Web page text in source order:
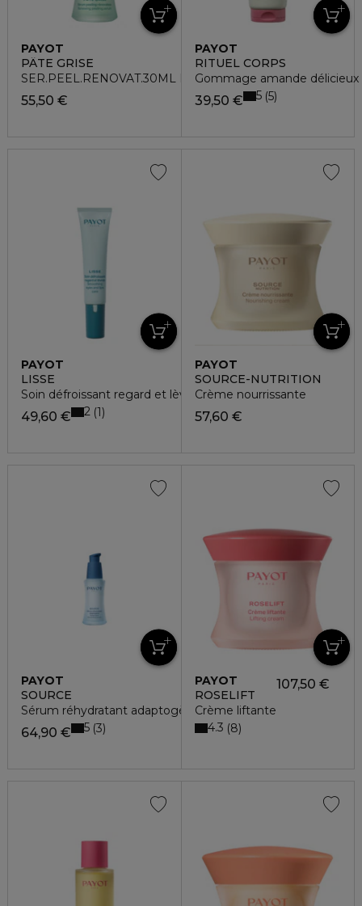
PAYOT
PÂTE GRISE
SER.PEEL.RENOVAT.30ML FL
55,50 €
PAYOT
RITUEL CORPS
Gommage amande délicieux
39,50 € 5 5
PAYOT
LISSE
Soin défroissant regard et lèvres
49,60 € 2 1
PAYOT
SOURCE-NUTRITION
Crème nourrissante
57,60 €
PAYOT
SOURCE
Sérum réhydratant adaptogène
64,90 € 5 3
PAYOT
ROSELIFT
Crème liftante
107,50 €
4.3 8